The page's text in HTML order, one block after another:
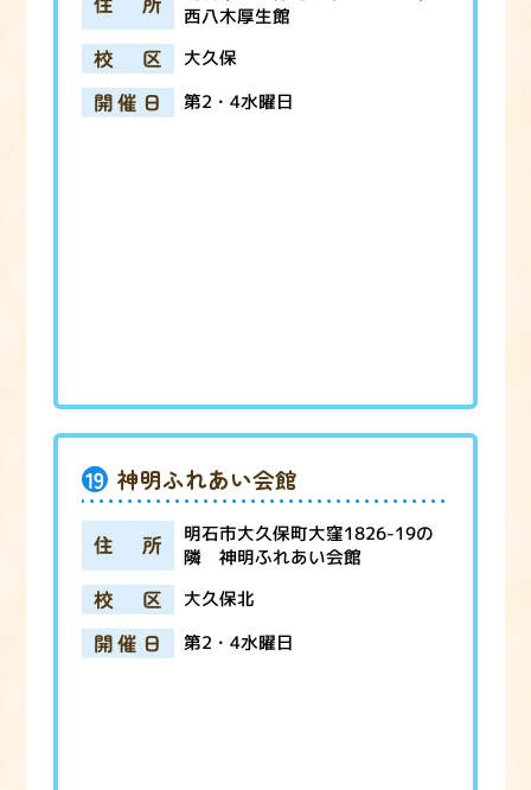
西八木厚生館
校区 大久保
開催日 第2・4水曜日
19 神明ふれあい会館
住所 明石市大久保町大窪1826-19の
隣 神明ふれあい会館
校区 大久保北
開催日 第2・4水曜日